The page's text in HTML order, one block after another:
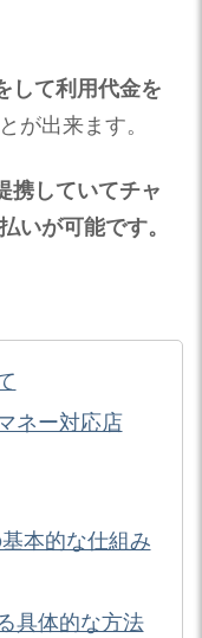
して利用代金を
が出来ます​。
携していてチャ
いが可能です​。
ネー対応店
本的な仕組み
具体的な方法